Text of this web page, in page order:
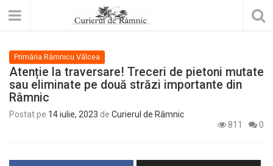
Primăria Râmnicu Vâlcea
Atenție la traversare! Treceri de pietoni mutate
sau eliminate pe două străzi importante din
Râmnic
Postat pe 14 iulie, 2023 de Curierul de Râmnic
811
0